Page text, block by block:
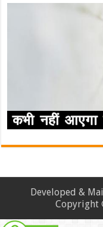
Developed &
Copyright